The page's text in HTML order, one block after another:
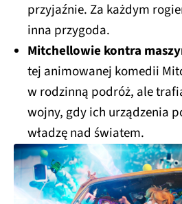
przyjaźnie. Za każdym
inna przygoda.
Mitchellowie kontra
tej animowanej komedii
w rodzinną podróż, ale
wojny, gdy ich urządzenia
władzę nad światem.